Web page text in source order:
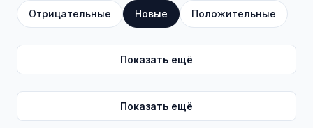
Отрицательные Новые Положительные
Показать ещё
Показать ещё